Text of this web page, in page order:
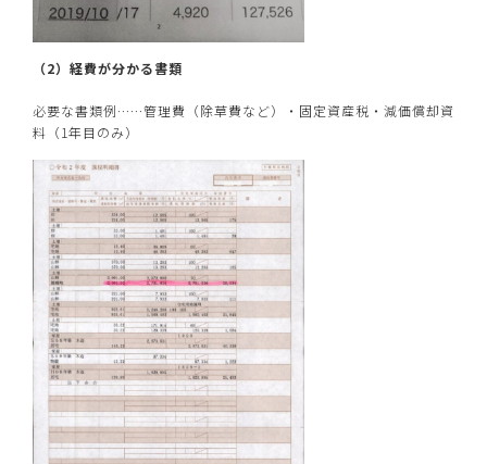
（2）経費が分かる書類
必要な書類例……管理費（除草費など）・固定資産税・減価償却資
料（1年目のみ）